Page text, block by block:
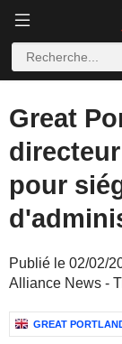
Great
pour
Publié le 02/02/
Alliance News -
GREAT